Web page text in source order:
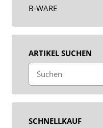
B-WARE
ARTIKEL SUCHEN
SCHNELLKAUF